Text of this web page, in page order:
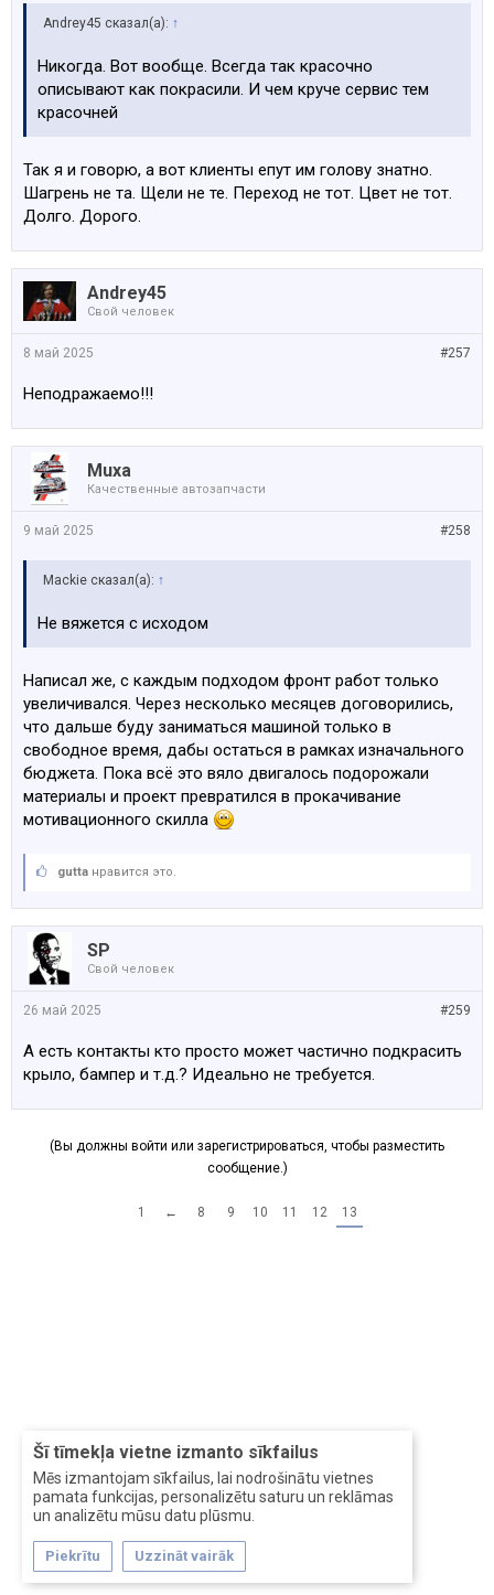
Šī tīmekļa vietne izmanto sīkfailus
Mēs izmantojam sīkfailus, lai nodrošinātu vietnes
pamata funkcijas, personalizētu saturu un reklāmas
un analizētu mūsu datu plūsmu.
Piekrītu Uzzināt vairāk
Andrey45 сказал(а): ↑
Никогда. Вот вообще. Всегда так красочно
описывают как покрасили. И чем круче сервис тем
красочней
Так я и говорю, а вот клиенты епут им голову знатно.
Шагрень не та. Щели не те. Переход не тот. Цвет не тот.
Долго. Дорого.
Andrey45
Свой человек
#257
8 май 2025
Неподражаемо!!!
Muxa
Качественные автозапчасти
#258
9 май 2025
Mackie сказал(а): ↑
Не вяжется с исходом
Написал же, с каждым подходом фронт работ только
увеличивался. Через несколько месяцев договорились,
что дальше буду заниматься машиной только в
свободное время, дабы остаться в рамках изначального
бюджета. Пока всё это вяло двигалось подорожали
материалы и проект превратился в прокачивание
мотивационного скилла
gutta нравится это.
SP
Свой человек
#259
26 май 2025
А есть контакты кто просто может частично подкрасить
крыло, бампер и т.д.? Идеально не требуется.
(Вы должны войти или зарегистрироваться, чтобы разместить
сообщение.)
1 ← 8 9 10 11 12 13